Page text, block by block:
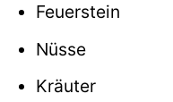
Feuerstein
Nüsse
Kräuter